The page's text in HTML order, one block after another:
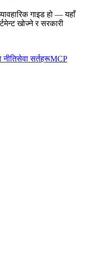
गाइड हो — यहाँ
खोज्ने र सरकारी
नीतिसेवा सर्तहरूMCP